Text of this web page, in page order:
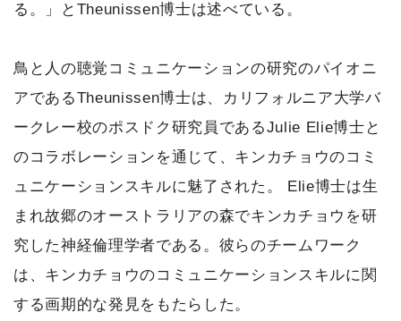
る。」とTheunissen博士は述べている。
鳥と人の聴覚コミュニケーションの研究のパイオニ
アであるTheunissen博士は、カリフォルニア大学バ
ークレー校のポスドク研究員であるJulie Elie博士と
のコラボレーションを通じて、キンカチョウのコミ
ュニケーションスキルに魅了された。 Elie博士は生
まれ故郷のオーストラリアの森でキンカチョウを研
究した神経倫理学者である。彼らのチームワーク
は、キンカチョウのコミュニケーションスキルに関
する画期的な発見をもたらした。